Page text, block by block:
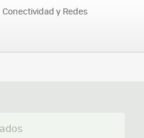
Conectividad y Redes